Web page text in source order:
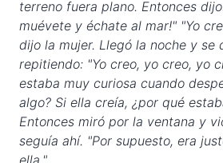
terreno fuera plano. Entonces
muévete y échate al mar!" "Yo
dijo la mujer. Llegó la noche y se
repitiendo: "Yo creo, yo creo, yo
estaba muy curiosa cuando
algo? Si ella creía, ¿por qué
Entonces miró por la ventana y
seguía ahí. "Por supuesto, era
ella."